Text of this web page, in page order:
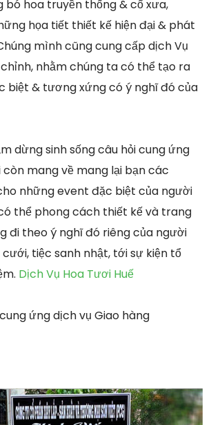
bó hoa truyền thống & cổ xưa,
họa tiết thiết kế hiện đại & phát
mình cũng cung cấp dịch Vụ
nhằm chúng ta có thể tạo ra
biệt & tương xứng có ý nghĩ đó của
dừng sinh sống câu hỏi cung ứng
mang về mang lại bạn các
những event đặc biệt của người
thể phong cách thiết kế và trang
đi theo ý nghĩ đó riêng của người
tiệc sanh nhật, tới sự kiện tổ
Dịch Vụ Hoa Tươi Huế
ứng dịch vụ Giao hàng